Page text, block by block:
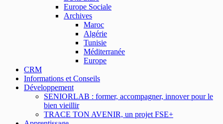
Europe Sociale
Archives
Maroc
Algérie
Tunisie
Méditerranée
Europe
CRM
Informations et Conseils
Développement
SENIORLAB : former, accompagner, innover pour le
bien vieillir
TRACE TON AVENIR, un projet FSE+